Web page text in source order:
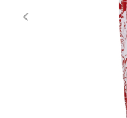
Précédent
keyboard_arrow_left